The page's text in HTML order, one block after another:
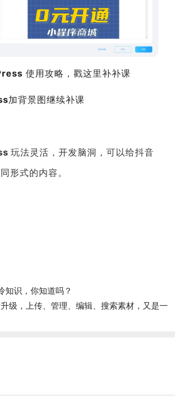
使用攻略，戳这里补补课
加背景图继续补课
玩法灵活，开发脑洞，可以给抖音
形式的内容。
知识，你知道吗？
级，上传、管理、编辑、搜索素材，又是一